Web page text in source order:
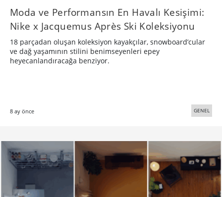
Moda ve Performansın En Havalı Kesişimi:
Nike x Jacquemus Après Ski Koleksiyonu
18 parçadan oluşan koleksiyon kayakçılar, snowboard’cular
ve dağ yaşamının stilini benimseyenleri epey
heyecanlandıracağa benziyor.
8 ay önce GENEL